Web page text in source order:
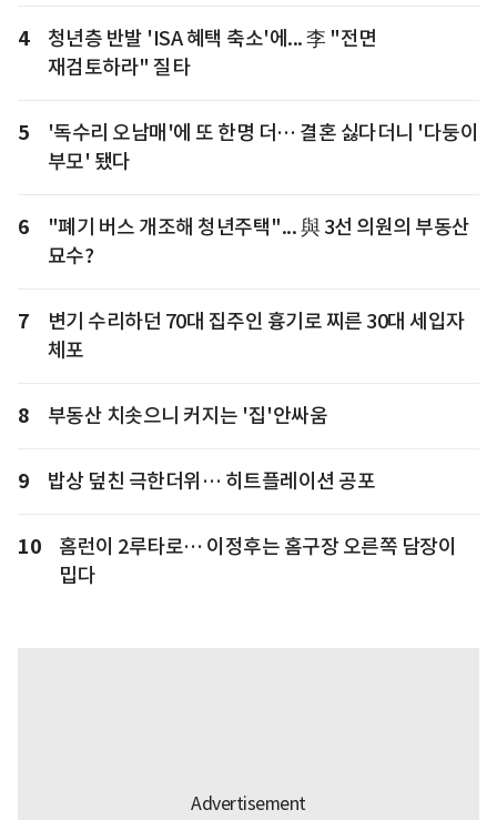
4
청년층 반발 'ISA 혜택 축소'에... 李 "전면
재검토하라" 질타
5
'독수리 오남매'에 또 한명 더… 결혼 싫다더니 '다둥이
부모' 됐다
6
"폐기 버스 개조해 청년주택"... 與 3선 의원의 부동산
묘수?
7
변기 수리하던 70대 집주인 흉기로 찌른 30대 세입자
체포
8 부동산 치솟으니 커지는 '집'안싸움
9 밥상 덮친 극한더위… 히트플레이션 공포
10
홈런이 2루타로… 이정후는 홈구장 오른쪽 담장이
밉다